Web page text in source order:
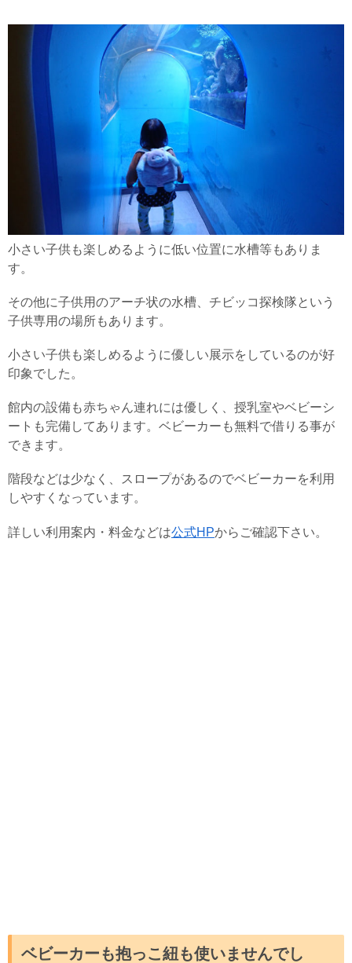
小さい子供も楽しめるように低い位置に水槽等もありま
す。
その他に子供用のアーチ状の水槽、チビッコ探検隊という
子供専用の場所もあります。
小さい子供も楽しめるように優しい展示をしているのが好
印象でした。
館内の設備も赤ちゃん連れには優しく、授乳室やベビーシ
ートも完備してあります。ベビーカーも無料で借りる事が
できます。
階段などは少なく、スロープがあるのでベビーカーを利用
しやすくなっています。
詳しい利用案内・料金などは公式HPからご確認下さい。
ベビーカーも抱っこ紐も使いませんでし